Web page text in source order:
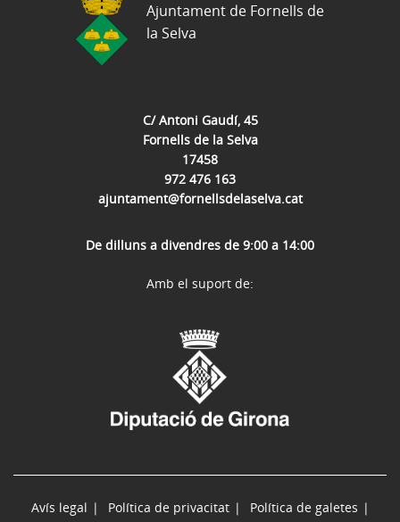
C/ Antoni Gaudí, 45
Fornells de la Selva
17458
972 476 163
ajuntament@fornellsdelaselva.cat
De dilluns a divendres de 9:00 a 14:00
Ajuntament de Fornells de
la Selva
Avís legal Política de privacitat Política de galetes
Amb el suport de: